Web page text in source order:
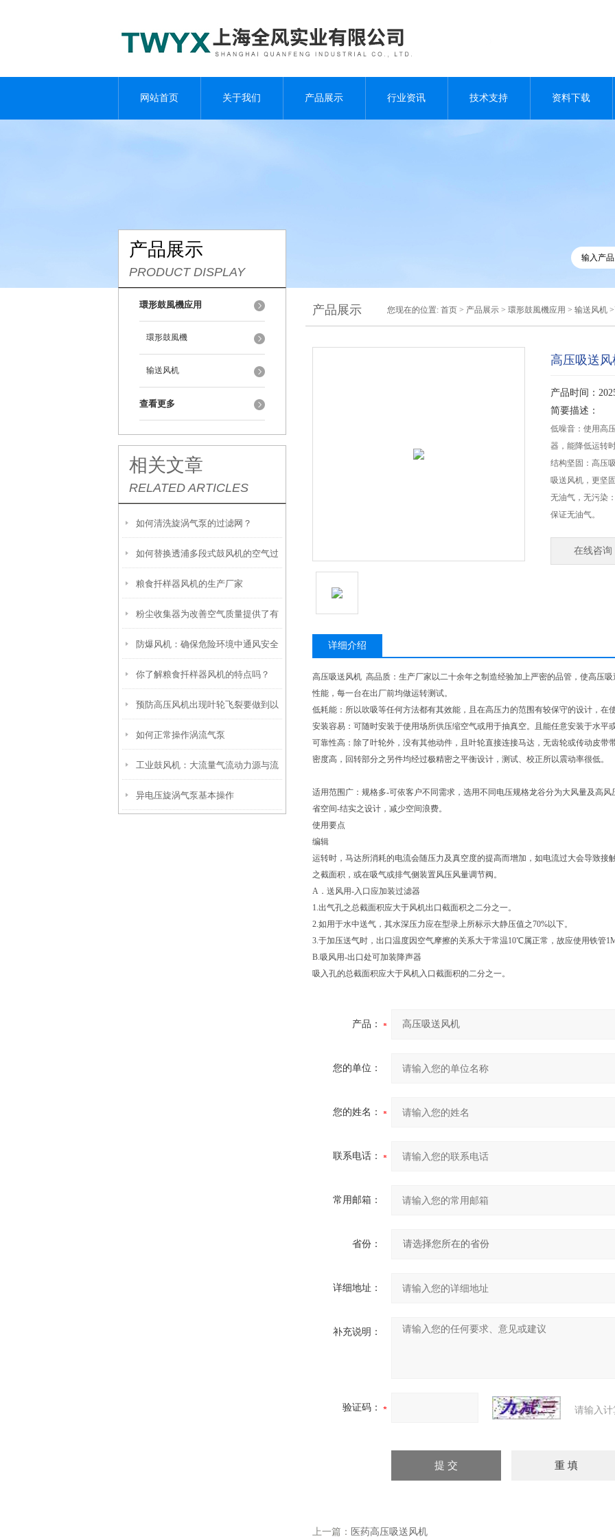
网站首页 关于我们 产品展示 行业资讯 技术支持 资料下载
产品展示
PRODUCT DISPLAY
環形鼓風機应用
環形鼓風機
输送风机
查看更多
相关文章
RELATED ARTICLES
如何清洗旋涡气泵的过滤网？
如何替换透浦多段式鼓风机的空气过
滤器
粮食扦样器风机的生产厂家
粉尘收集器为改善空气质量提供了有
效的解决方案
防爆风机：确保危险环境中通风安全
的理想选择
你了解粮食扦样器风机的特点吗？
预防高压风机出现叶轮飞裂要做到以
下几点
如何正常操作涡流气泵
工业鼓风机：大流量气流动力源与流
体工艺的驱核心
异电压旋涡气泵基本操作
产品展示 您现在的位置: 首页 > 产品展示 > 環形鼓風機应用 > 输送风机
高压吸送风
产品时间：
简要描述：
低噪音：使用高
器，能降低运转
结构坚固：高压
吸送风机，更坚
无油气，无污染
保证无油气。
在线咨询
详细介绍
高压吸送风机 高品质：生产厂家以二十余年之制造经验加上严密的品管，使高压
性能，每一台在出厂前均做运转测试。
低耗能：所以吹吸等任何方法都有其效能，且在高压力的范围有较保守的设计，在
安装容易：可随时安装于使用场所供压缩空气或用于抽真空。且能任意安装于水平
可靠性高：除了叶轮外，没有其他动件，且叶轮直接连接马达，无齿轮或传动皮带
密度高，回转部分之另件均经过极精密之平衡设计，测试、校正所以震动率很低。
适用范围广：规格多-可依客户不同需求，选用不同电压规格龙谷分为大风量及高
省空间-结实之设计，减少空间浪费。
使用要点
编辑
运转时，马达所消耗的电流会随压力及真空度的提高而增加，如电流过大会导致接
之截面积，或在吸气或排气侧装置风压风量调节阀。
A．送风用-入口应加装过滤器
1.出气孔之总截面积应大于风机出口截面积之二分之一。
2.如用于水中送气，其水深压力应在型录上所标示大静压值之70%以下。
3.于加压送气时，出口温度因空气摩擦的关系大于常温10℃属正常，故应使用铁管
B.吸风用-出口处可加装降声器
吸入孔的总截面积应大于风机入口截面积的二分之一。
产品：
您的单位：
您的姓名：
联系电话：
常用邮箱：
省份：
详细地址：
补充说明：
验证码： 请输入
上一篇： 医药高压吸送风机